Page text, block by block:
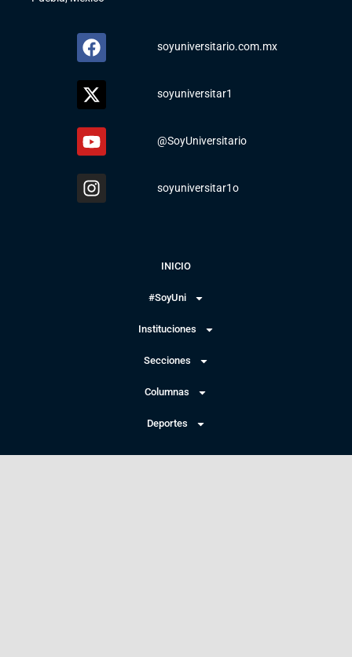
soyuniversitario.com.mx
soyuniversitar1
@SoyUniversitario
soyuniversitar1o
INICIO
#SoyUni
Instituciones
Secciones
Columnas
Deportes